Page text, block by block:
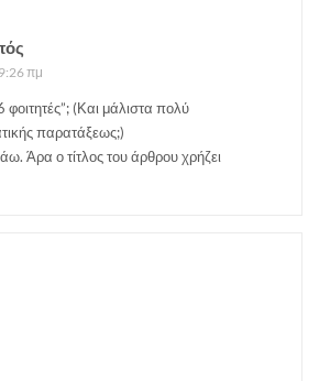
πμ
φοιτητές”; (Και μάλιστα πολύ
παρατάξεως;)
Άρα ο τίτλος του άρθρου χρήζει